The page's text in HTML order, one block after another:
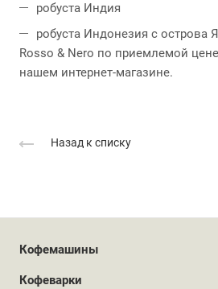
робуста Индия
робуста Индонезия с острова
Rosso & Nero по приемлемой
нашем интернет-магазине.
Назад к списку
Кофемашины
Кофеварки